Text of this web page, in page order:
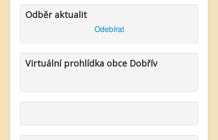
Odběr aktualit
Odebírat
Virtuální prohlídka obce Dobřív